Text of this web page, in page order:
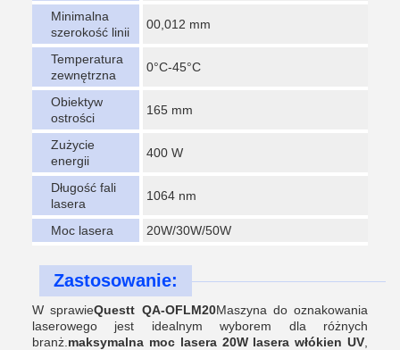
Minimalna
szerokość linii
00,012 mm
Temperatura
zewnętrzna
0°C-45°C
Obiektyw
ostrości
165 mm
Zużycie
energii
400 W
Długość fali
lasera
1064 nm
Moc lasera 20W/30W/50W
Zastosowanie:
W sprawieQuestt QA-OFLM20Maszyna do oznakowania
laserowego jest idealnym wyborem dla różnych
branż. maksymalna moc lasera 20W lasera włókien UV